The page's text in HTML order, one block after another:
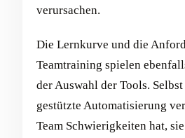
verursachen.
Die Lernkurve und die
Teamtraining spielen
der Auswahl der Tools.
gestützte Automatisierung
Team Schwierigkeiten hat,